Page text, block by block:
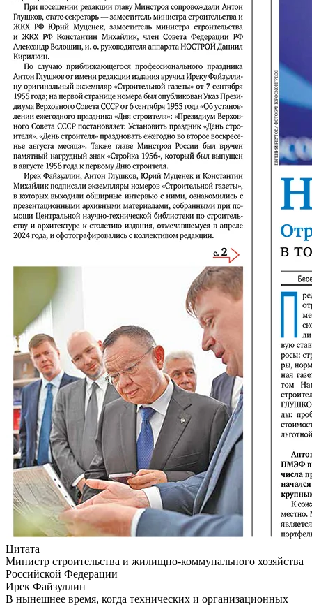
Цитата
Министр строительства и жилищно-коммунального хозяйства
Российской Федерации
Ирек Файзуллин
В нынешнее время, когда технических и организационных